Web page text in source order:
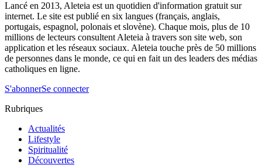
Lancé en 2013, Aleteia est un quotidien d'information gratuit sur
internet. Le site est publié en six langues (français, anglais,
portugais, espagnol, polonais et slovène). Chaque mois, plus de 10
millions de lecteurs consultent Aleteia à travers son site web, son
application et les réseaux sociaux. Aleteia touche près de 50 millions
de personnes dans le monde, ce qui en fait un des leaders des médias
catholiques en ligne.
S'abonnerSe connecter
Rubriques
Actualités
Lifestyle
Spiritualité
Découvertes